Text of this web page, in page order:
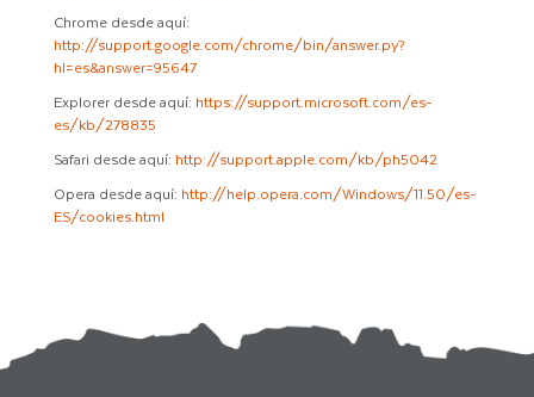
Chrome desde aquí:
http://support.google.com/chrome/bin/answer.py?
hl=es&answer=95647
Explorer desde aquí: https://support.microsoft.com/es-
es/kb/278835
Safari desde aquí: http://support.apple.com/kb/ph5042
Opera desde aquí: http://help.opera.com/Windows/11.50/es-
ES/cookies.html